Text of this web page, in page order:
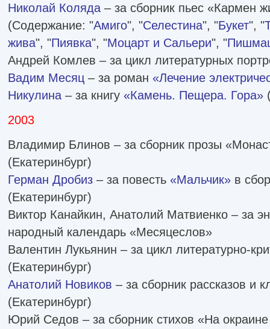
Николай Коляда – за сборник пьес «Кармен
(Содержание: "Амиго", "Селестина", "Букет", "
жива", "Пиявка", "Моцарт и Сальери", "
Андрей Комлев – за цикл литературных
Вадим Месяц – за роман «Лечение
Никулина – за книгу «Камень. Пещера. Гора»
2003
Владимир Блинов – за сборник прозы
(Екатеринбург)
Герман Дробиз – за повесть «Мальчик» в
(Екатеринбург)
Виктор Канайкин, Анатолий Матвиенко – за
народный календарь «Месяцеслов»
Валентин Лукьянин – за цикл литературно-
(Екатеринбург)
Анатолий Новиков – за сборник рассказов и
(Екатеринбург)
Юрий Седов – за сборник стихов «На